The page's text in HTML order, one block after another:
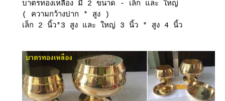
บาตรทองเหลือง มี 2 ขนาด - เล็ก และ ใหญ่
( ความกว้างปาก * สูง )
เล็ก 2 นิ้ว*3 สูง และ ใหญ่ 3 นิ้ว * สูง 4 นิ้ว